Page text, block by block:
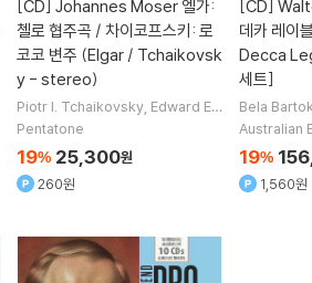
[CD] Johannes Moser 엘가:
첼로 협주곡 / 차이코프스키: 로
코코 변주 (Elgar / Tchaikovsk
y - stereo)
Piotr I. Tchaikovsky Edward Elg
ar작곡 Johannes Moser
Pentatone
19% 25,300원
260원
[CD]
데카 레이
Decca
세트]
Bela Bartok
Edvard
Australian
19%
1,560원